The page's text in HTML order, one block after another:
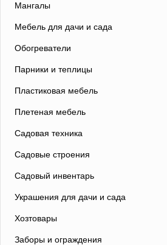
Мангалы
Мебель для дачи и сада
Обогреватели
Парники и теплицы
Пластиковая мебель
Плетеная мебель
Садовая техника
Садовые строения
Садовый инвентарь
Украшения для дачи и сада
Хозтовары
Заборы и ограждения